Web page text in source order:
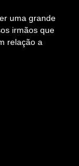
uma grande
irmãos que
relação a